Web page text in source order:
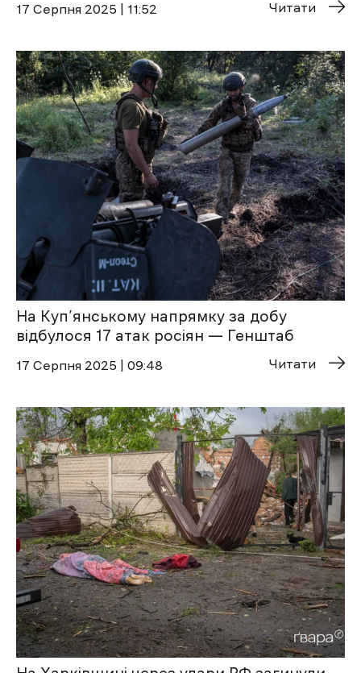
17 Cерпня 2025 | 11:52 Читати
На Куп’янському напрямку за добу
відбулося 17 атак росіян — Генштаб
17 Cерпня 2025 | 09:48 Читати